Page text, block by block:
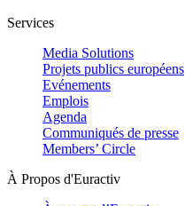
Services
Media Solutions
Projets publics européens
Evénements
Emplois
Agenda
Communiqués de presse
Members’ Circle
À Propos d'Euractiv